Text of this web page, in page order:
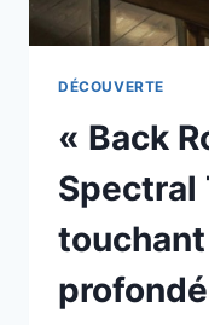
DÉCOUVERTE
« Back
Spectral